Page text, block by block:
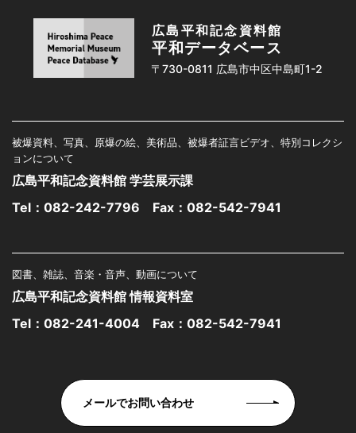
広島平和記念資料館
平和データベース
〒730-0811 広島市中区中島町1-2
被爆資料、写真、原爆の絵、美術品、被爆者証言ビデオ、特別コレクシ
ョンについて
広島平和記念資料館 学芸展示課
Tel： 082-242-7796 Fax：082-542-7941
図書、雑誌、音楽・音声、動画について
広島平和記念資料館 情報資料室
Tel： 082-241-4004 Fax：082-542-7941
メールでお問い合わせ